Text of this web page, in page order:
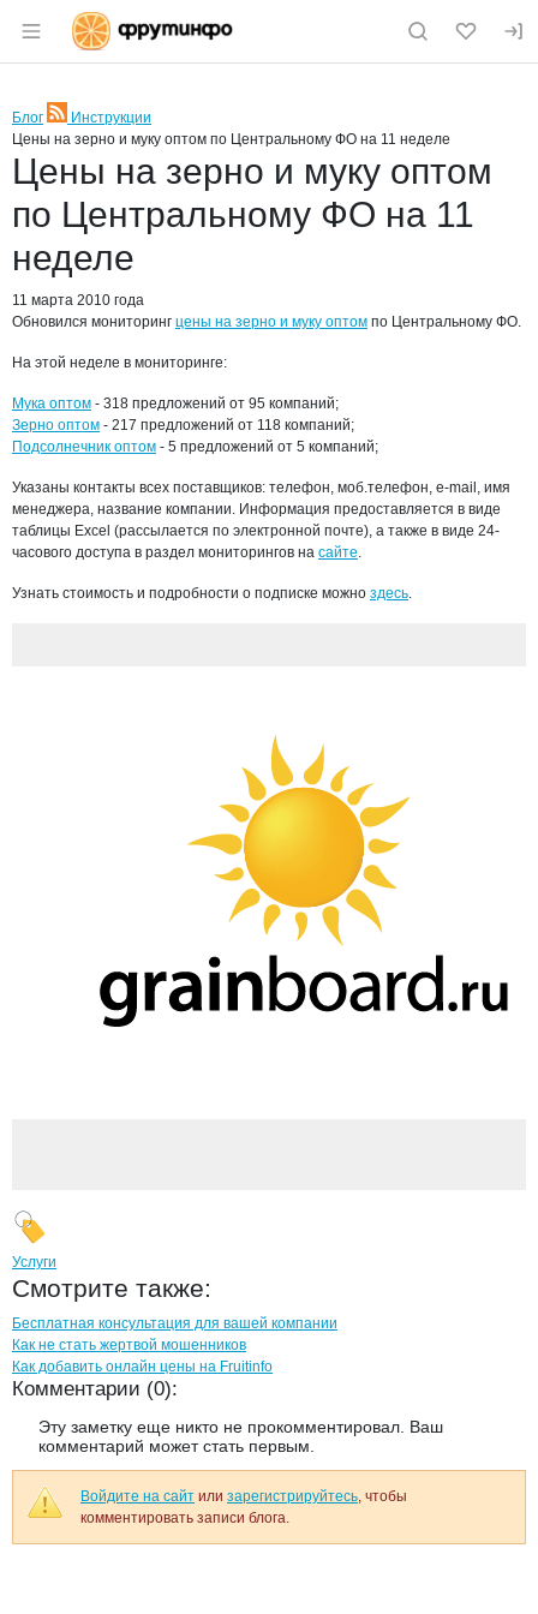
Раздел навигации по сайту fruitinfo.ru
Блог
RSS
Инструкции
Цены на зерно и муку оптом по Центральному ФО на 11 неделе
Цены на зерно и муку оптом
по Центральному ФО на 11
неделе
11 марта 2010 года
Обновился мониторинг цены на зерно и муку оптом по Центральному ФО.
На этой неделе в мониторинге:
Мука оптом - 318 предложений от 95 компаний;
Зерно оптом - 217 предложений от 118 компаний;
Подсолнечник оптом - 5 предложений от 5 компаний;
Указаны контакты всех поставщиков: телефон, моб.телефон, e-mail, имя
менеджера, название компании. Информация предоставляется в виде
таблицы Excel (рассылается по электронной почте), а также в виде 24-
часового доступа в раздел мониторингов на сайте.
Узнать стоимость и подробности о подписке можно здесь.
Услуги
Смотрите также:
Бесплатная консультация для вашей компании
Как не стать жертвой мошенников
Как добавить онлайн цены на Fruitinfo
Комментарии (0):
Эту заметку еще никто не прокомментировал. Ваш
комментарий может стать первым.
Войдите на сайт или зарегистрируйтесь, чтобы
комментировать записи блога.